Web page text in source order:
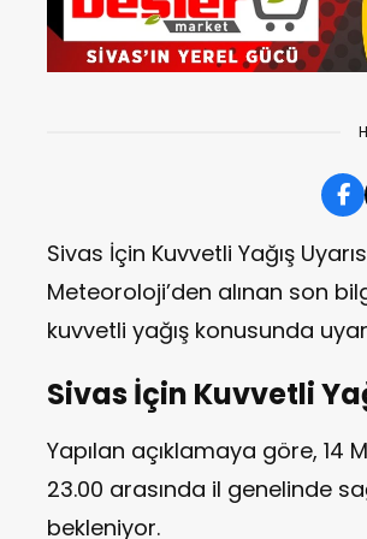
Sivas İçin Kuvvetli Yağış
Meteoroloji’den alınan son
kuvvetli yağış konusunda
Sivas İçin Kuvvetli
Yapılan açıklamaya göre, 14
23.00 arasında il genelinde
bekleniyor.